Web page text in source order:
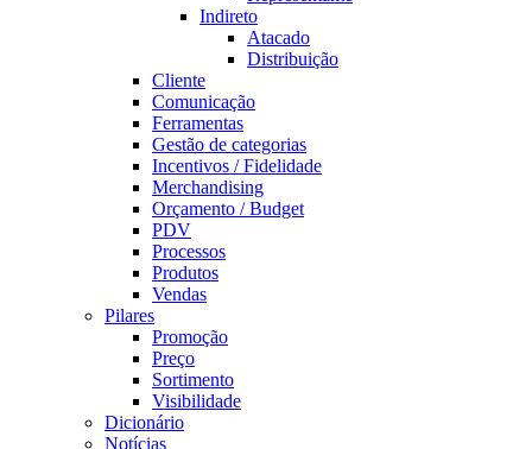
Indireto
Atacado
Distribuição
Cliente
Comunicação
Ferramentas
Gestão de categorias
Incentivos / Fidelidade
Merchandising
Orçamento / Budget
PDV
Processos
Produtos
Vendas
Pilares
Promoção
Preço
Sortimento
Visibilidade
Dicionário
Notícias